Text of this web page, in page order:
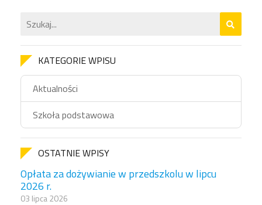
KATEGORIE WPISU
Aktualności
Szkoła podstawowa
OSTATNIE WPISY
Opłata za dożywianie w przedszkolu w lipcu
2026 r.
03 lipca 2026